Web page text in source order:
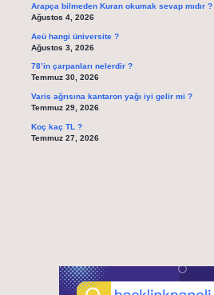
Arapça bilmeden Kuran okumak sevap mıdır ?
Ağustos 4, 2026
Aeü hangi üniversite ?
Ağustos 3, 2026
78’in çarpanları nelerdir ?
Temmuz 30, 2026
Varis ağrısına kantaron yağı iyi gelir mi ?
Temmuz 29, 2026
Koç kaç TL ?
Temmuz 27, 2026